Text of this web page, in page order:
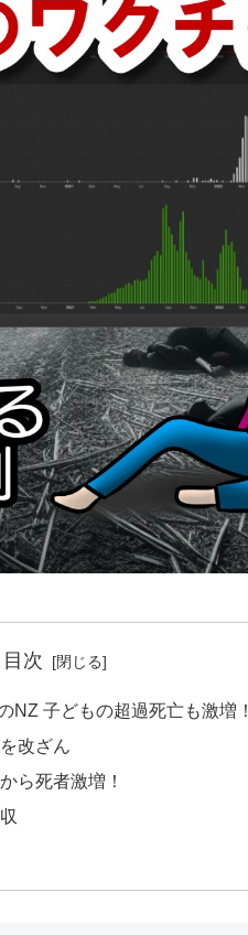
目次
NZ 子どもの超過死亡も激増！
改ざん
ら死者激増！